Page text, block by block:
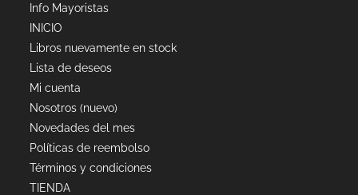
Info Mayoristas
INICIO
Libros nuevamente en stock
Lista de deseos
Mi cuenta
Nosotros (nuevo)
Novedades del mes
Políticas de reembolso
Términos y condiciones
TIENDA